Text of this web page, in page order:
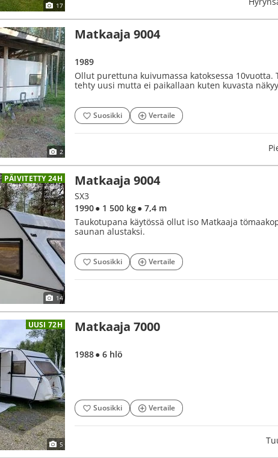
17
2
Matkaaja 9004
1989
Ollut purettuna kuivumassa katoksessa
tehty uusi mutta ei paikallaan kuten kuvasta
Suosikki Vertaile
PÄIVITETTY 24H
14
Matkaaja 9004
SX3
1990● 1 500 kg● 7,4 m
Taukotupana käytössä ollut iso Matkaaja
saunan alustaksi.
Suosikki Vertaile
UUSI 72H
5
Matkaaja 7000
1988● 6 hlö
Suosikki Vertaile